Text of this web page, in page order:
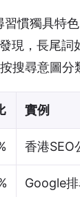
習慣獨具特
現，長尾詞
搜尋意圖分
實例
香港SEO
Google